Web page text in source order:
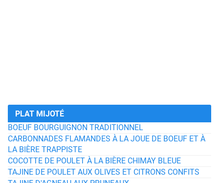
PLAT MIJOTÉ
BOEUF BOURGUIGNON TRADITIONNEL
CARBONNADES FLAMANDES À LA JOUE DE BOEUF ET À
LA BIÈRE TRAPPISTE
COCOTTE DE POULET À LA BIÈRE CHIMAY BLEUE
TAJINE DE POULET AUX OLIVES ET CITRONS CONFITS